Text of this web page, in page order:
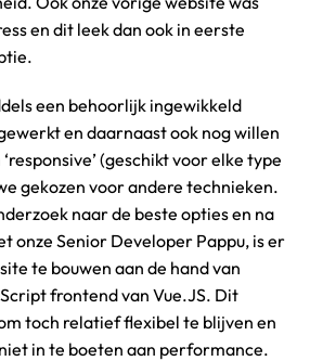
en dit leek dan ook in eerste
een behoorlijk ingewikkeld
en daarnaast ook nog willen
(geschikt voor elke type
gekozen voor andere technieken.
naar de beste opties en na
onze Senior Developer Pappu, is er
te bouwen aan de hand van
frontend van Vue.JS. Dit
toch relatief flexibel te blijven en
in te boeten aan performance.